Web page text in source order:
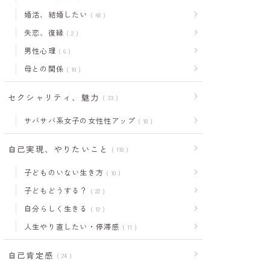
婚活、結婚したい 48
失恋、復縁 2
男性心理 6
母との関係 10
セクシャリティ、魅力 33
サバサバ系女子の女性性アップ 18
自己実現、やりたいこと 118
子どものいない生き方 10
子どもどうする？ 22
自分らしく生きる 12
人生やり直したい・停滞感 11
自己肯定感 24